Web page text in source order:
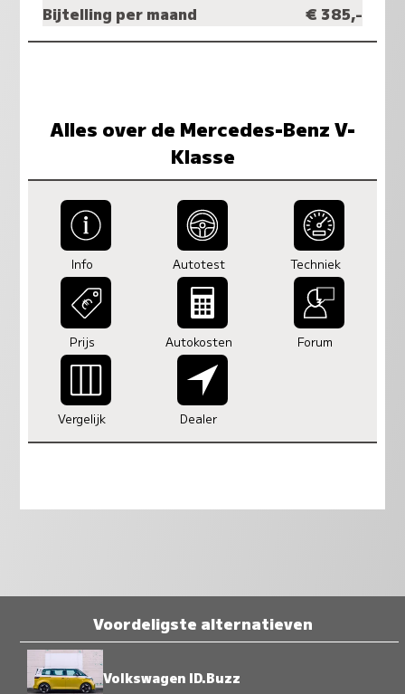
Bijtelling per maand
€ 385,-
Alles over de Mercedes-Benz V-
Klasse
Info Autotest Techniek
Prijs Autokosten Forum
Vergelijk Dealer
Voordeligste alternatieven
Volkswagen ID.Buzz